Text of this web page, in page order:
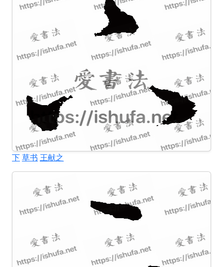
下草书 王献之